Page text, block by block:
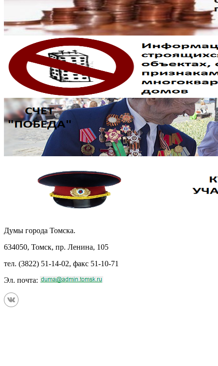
Думы города Томска.
634050, Томск, пр. Ленина, 105
тел. (3822) 51-14-02, факс 51-10-71
Эл. почта: